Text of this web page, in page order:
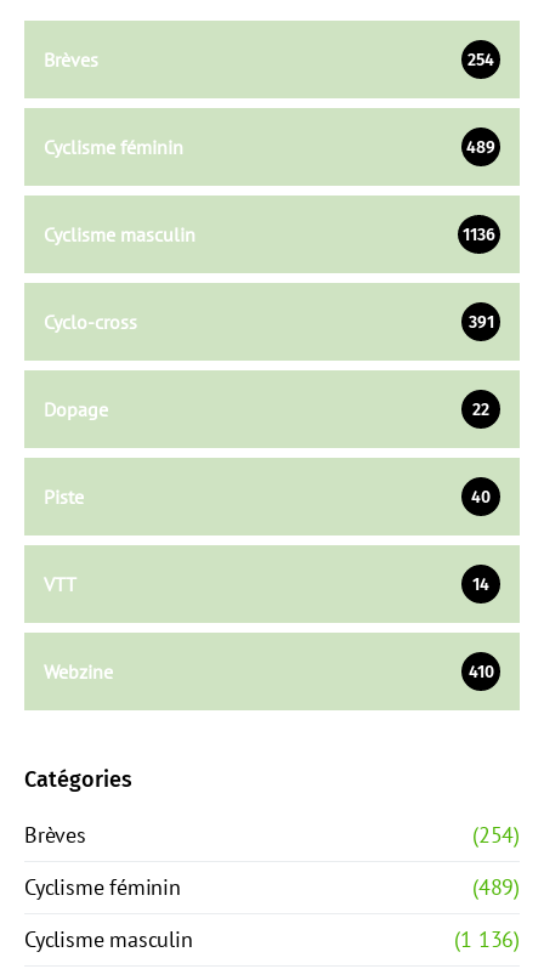
Brèves 254
Cyclisme féminin 489
Cyclisme masculin 1136
Cyclo-cross 391
Dopage 22
Piste 40
VTT 14
Webzine 410
Catégories
Brèves
(254)
Cyclisme féminin
(489)
Cyclisme masculin
(1 136)